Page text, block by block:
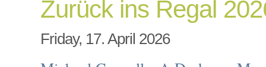
Zurück ins Regal
Friday, 17. April 2026